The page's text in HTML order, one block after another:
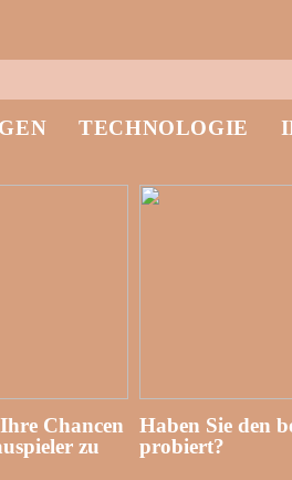
TECHNOLOGIE
Chancen
zu
Haben Sie den
probiert?